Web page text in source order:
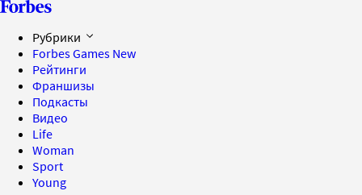
Рубрики
Forbes Games New
Рейтинги
Франшизы
Подкасты
Видео
Life
Woman
Sport
Young